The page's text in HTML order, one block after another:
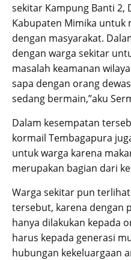
sekitar Kampung Banti 2,
Kabupaten Mimika untuk
dengan masyarakat.
dengan warga sekitar
masalah keamanan
sapa dengan orang
sedang bermain,”aku
Dalam kesempatan
kormail Tembagapura
untuk warga karena
merupakan bagian dari
Warga sekitar pun
tersebut, karena dengan
hanya dilakukan kepada
harus kepada generasi
hubungan kekeluargaan